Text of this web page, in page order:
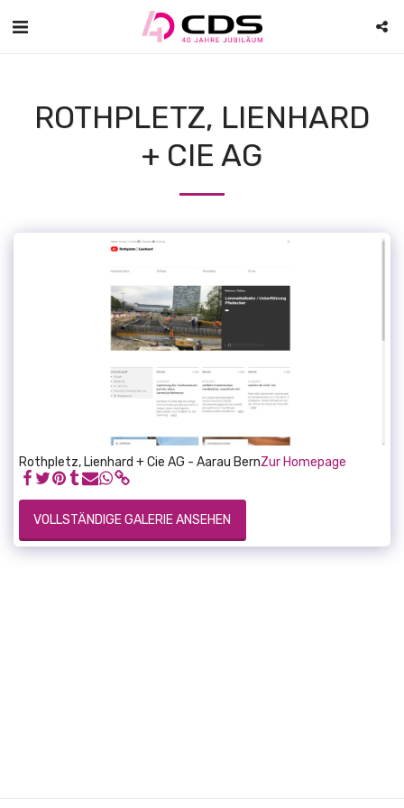
ROTHPLETZ, LIENHARD
+ CIE AG
Rothpletz, Lienhard + Cie AG - Aarau BernZur Homepage
VOLLSTÄNDIGE GALERIE ANSEHEN